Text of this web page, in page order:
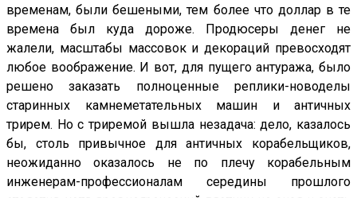
временам, были бешеными, тем более что доллар в те
времена был куда дороже. Продюсеры денег не
жалели, масштабы массовок и декораций превосходят
любое воображение. И вот, для пущего антуража, было
решено заказать полноценные реплики-новоделы
старинных камнеметательных машин и античных
трирем. Но с триремой вышла незадача: дело, казалось
бы, столь привычное для античных корабельщиков,
неожиданно оказалось не по плечу корабельным
инженерам-профессионалам середины прошлого